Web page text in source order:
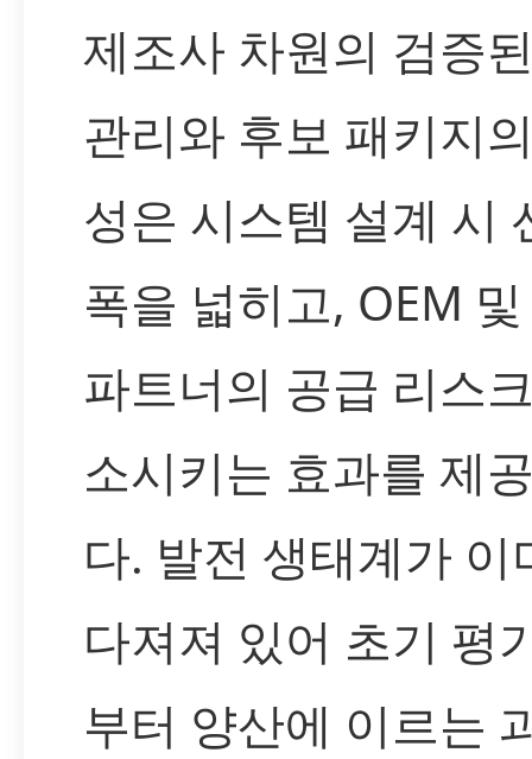
제조사 차원의 검증
관리와 후보 패키지
성은 시스템 설계 시
폭을 넓히고, OEM 및
파트너의 공급 리스
소시키는 효과를 제
다. 발전 생태계가 이
다져져 있어 초기 평
부터 양산에 이르는